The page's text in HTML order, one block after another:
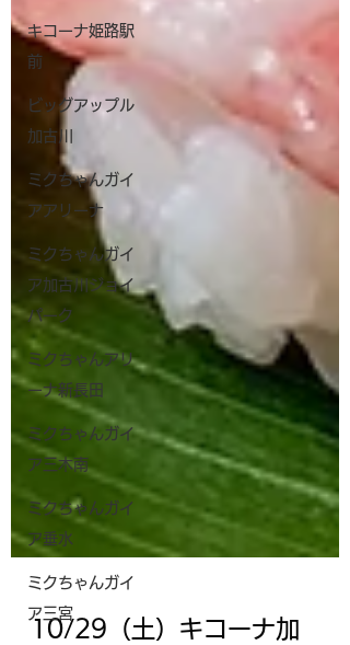
キコーナ姫路駅
前
ビッグアップル
加古川
ミクちゃんガイ
アアリーナ
ミクちゃんガイ
ア加古川ジョイ
パーク
ミクちゃんアリ
ーナ新長田
ミクちゃんガイ
ア三木南
ミクちゃんガイ
ア垂水
ミクちゃんガイ
ア三宮